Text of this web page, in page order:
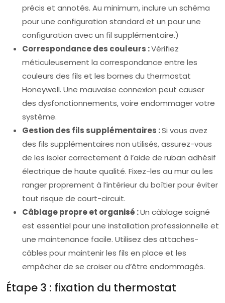
précis et annotés. Au minimum, inclure un schéma
pour une configuration standard et un pour une
configuration avec un fil supplémentaire.)
Correspondance des couleurs :Vérifiez
méticuleusement la correspondance entre les
couleurs des fils et les bornes du thermostat
Honeywell. Une mauvaise connexion peut causer
des dysfonctionnements, voire endommager votre
système.
Gestion des fils supplémentaires :Si vous avez
des fils supplémentaires non utilisés, assurez-vous
de les isoler correctement à l’aide de ruban adhésif
électrique de haute qualité. Fixez-les au mur ou les
ranger proprement à l’intérieur du boîtier pour éviter
tout risque de court-circuit.
Câblage propre et organisé :Un câblage soigné
est essentiel pour une installation professionnelle et
une maintenance facile. Utilisez des attaches-
câbles pour maintenir les fils en place et les
empêcher de se croiser ou d’être endommagés.
Étape 3 : fixation du thermostat